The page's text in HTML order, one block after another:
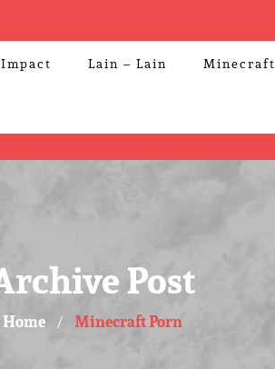
Lain – Lain Minecraft
Post
Home / Minecraft Porn